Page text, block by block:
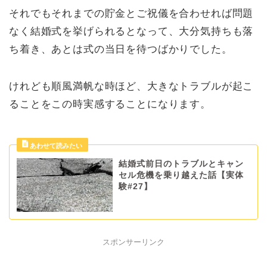
それでもそれまでの貯金とご祝儀を合わせれば問題
なく結婚式を挙げられるとなって、大分気持ちも落
ち着き、あとは式の当日を待つばかりでした。
けれども順風満帆な時ほど、大きなトラブルが起こ
ることをこの時実感することになります。
結婚式前日のトラブルとキャン
セル危機を乗り越えた話【実体
験#27】
スポンサーリンク